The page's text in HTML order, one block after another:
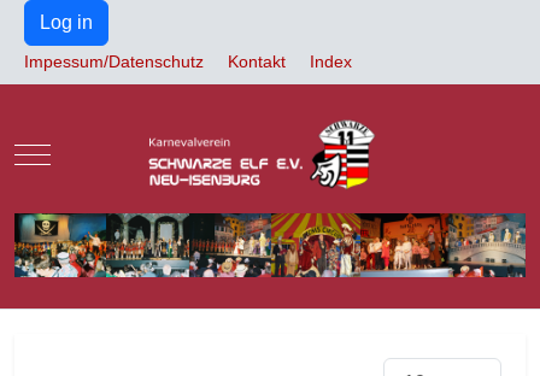
Log in
Impessum/Datenschutz Kontakt Index
Mobile Menu Toggle